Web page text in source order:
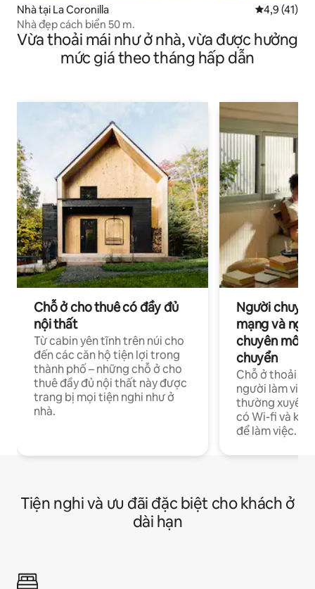
Nhà tại La Coronilla Xếp hạng
4,9 (41)
Nhà đẹp cách biển 50 m.
Vừa thoải mái như ở nhà, vừa được hưởng
mức giá theo tháng hấp dẫn
Chỗ ở cho thuê có đầy đủ
nội thất
Từ cabin yên tĩnh trên núi cho
đến các căn hộ tiện lợi trong
thành phố – những chỗ ở cho
thuê đầy đủ nội thất này được
trang bị mọi tiện nghi như ở
nhà.
Người
mạng và
chuyên môn
chuyển
Chỗ ở thoải
người làm việc
thường xuyên
có Wi-fi và
để làm việc.
Tiện nghi và ưu đãi đặc biệt cho khách ở
dài hạn